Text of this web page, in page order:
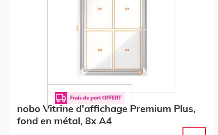
nobo Vitrine d'affichage Premium Plus,
fond en métal, 8x A4